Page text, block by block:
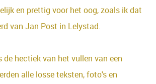
en prettig voor het oog, zoals ik dat
van Jan Post in Lelystad.
de hectiek van het vullen van een
alle losse teksten, foto's en